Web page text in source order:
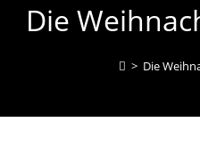
Die
> Die